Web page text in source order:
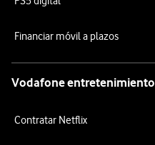
Financiar móvil a plazos
Vodafone entretenimiento
Contratar Netflix